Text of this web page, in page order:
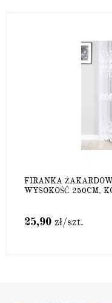
FIRANKA
WYSOKOŚĆ 250CM,
25,90 zł/szt.